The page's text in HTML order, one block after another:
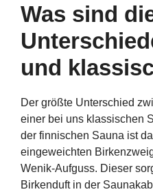
Was sind
und
Der größte Unterschied
einer bei uns klassischen
der finnischen Sauna ist
eingeweichten
Wenik-Aufguss. Dieser
Birkenduft in der